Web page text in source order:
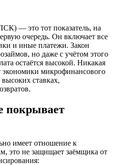
— это тот показатель, на
очередь. Он включает все
и иные платежи. Закон
но даже с учётом этого
остаётся высокой. Никакая
экономики микрофинансового
высоких ставках,
покрывает
имеет отношение к
это не защищает заёмщика от